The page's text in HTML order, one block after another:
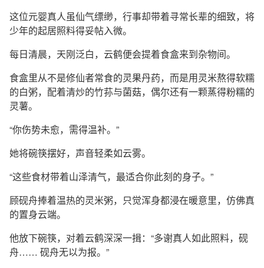
这位元婴真人虽仙气缥缈，行事却带着寻常长辈的细致，将
少年的起居照料得妥帖入微。
每日清晨，天刚泛白，云鹤便会提着食盒来到杂物间。
食盒里从不是修仙者常食的灵果丹药，而是用灵米熬得软糯
的白粥，配着清炒的竹荪与菌菇，偶尔还有一颗蒸得粉糯的
灵薯。
“你伤势未愈，需得温补。”
她将碗筷摆好，声音轻柔如云雾。
“这些食材带着山泽清气，最适合你此刻的身子。”
顾砚舟捧着温热的灵米粥，只觉浑身都浸在暖意里，仿佛真
的置身云端。
他放下碗筷，对着云鹤深深一揖：“多谢真人如此照料，砚
舟…… 砚舟无以为报。”